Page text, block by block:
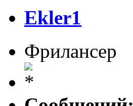
Ekler1
Фрилансер